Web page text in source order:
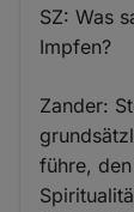
SZ: Was
Impfen?
Zander:
führe,